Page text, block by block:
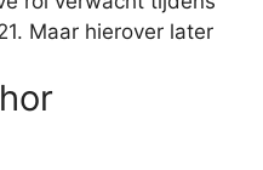
Maar hierover later